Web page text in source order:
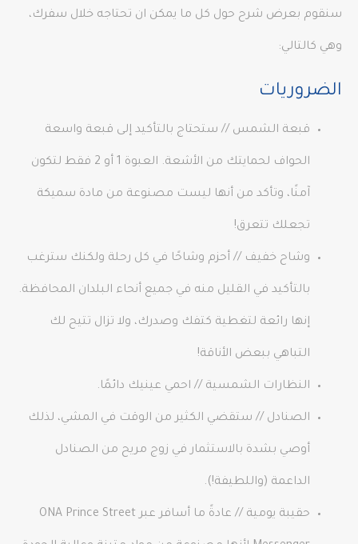
سنقوم بعرض شرح حول كل ما يمكن ان تحتاجه خلال سفرك،
وهي كالتالي:
الضروريات
قبعة الشمس // ستحتاج بالتأكيد إلى قبعة واسعة
الحواف لحمايتك من الأشعة. العبوة 1 أو 2 فقط لتكون
آمنًا، وتأكد من أنها ليست مصنوعة من مادة سميكة
تجعلك تتعرق!
وشاح خفيف // أحزم وشاحًا في كل رحلة ولكنك سترغب
بالتأكيد في القليل منه في جميع أنحاء البلدان المحافظة.
إنها رائعة لتغطية كتفك وصدرك، ولا تزال تتيح لك
التباهي ببعض الأناقة!
النظارات الشمسية // احمي عينيك دائمًا.
الصنادل // ستقضي الكثير من الوقت في المشي، لذلك
أوصي بشدة بالاستثمار في زوج مريح من الصنادل
الداعمة (واللطيفة!).
حقيبة يومية // عادةً ما أسافر عبر ONA Prince Street